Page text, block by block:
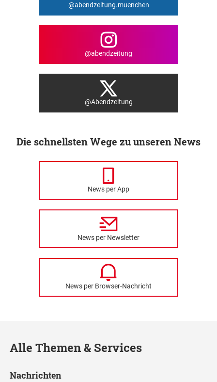
@abendzeitung.muenchen
@abendzeitung
@Abendzeitung
Die schnellsten Wege zu unseren News
News per App
News per Newsletter
News per Browser-Nachricht
Alle Themen & Services
Nachrichten